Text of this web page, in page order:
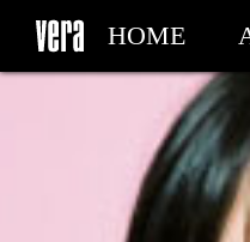
HOME
MY TICKETS